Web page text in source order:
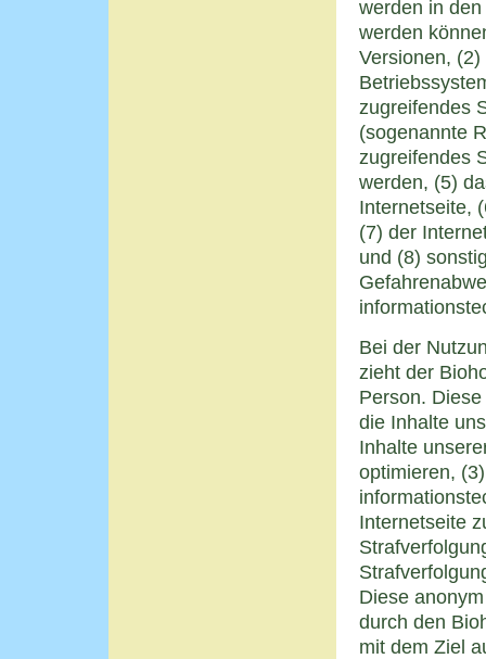
werden in
werden
Versionen,
zugreifendes
(sogenannte
zugreifendes
werden, (5)
Internetseite,
(7) der
und (8)
Bei der
zieht der
Person.
die Inhalte
Inhalte
optimieren,
Internetseite
Diese
durch den
mit dem Ziel